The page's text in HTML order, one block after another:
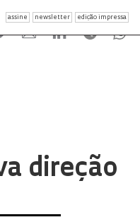
assine newsletter edição impressa
direção